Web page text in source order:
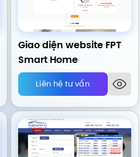
Giao diện website FPT
Smart Home
Liên hệ tư vấn